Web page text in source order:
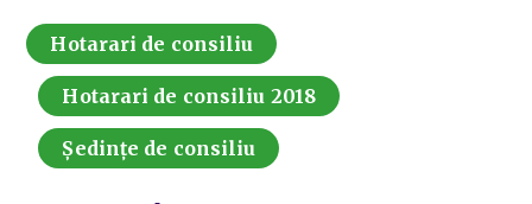
Hotarari de consiliu
Hotarari de consiliu 2018
Ședințe de consiliu